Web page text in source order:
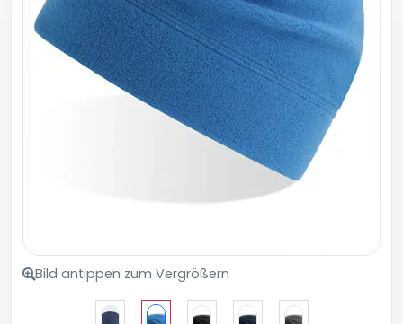
Bild antippen zum Vergrößern